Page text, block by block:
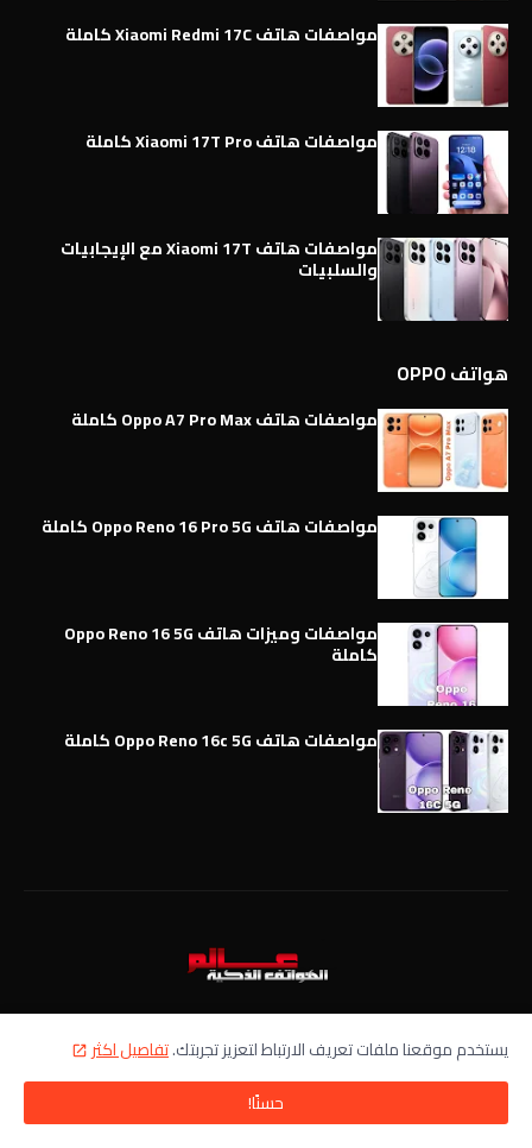
مواصفات هاتف Xiaomi Redmi 17C كاملة
مواصفات هاتف Xiaomi 17T Pro كاملة
مواصفات هاتف Xiaomi 17T مع الإيجابيات
والسلبيات
هواتف OPPO
مواصفات هاتف Oppo A7 Pro Max كاملة
مواصفات هاتف Oppo Reno 16 Pro 5G كاملة
مواصفات وميزات هاتف Oppo Reno 16 5G
كاملة
مواصفات هاتف Oppo Reno 16c 5G كاملة
تقدم اخبار الهواتف الذكية أول بأول،
يستخدم موقعنا ملفات تعريف الارتباط لتعزيز تجربتك.تفاصيل اكثر
حسنًا!